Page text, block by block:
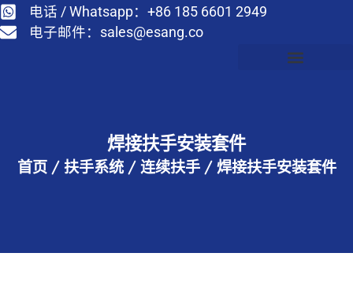
电话 / Whatsapp：+86 185 6601 2949
电子邮件： sales@esang.co
焊接扶手安装套件
首页/ 扶手系统/ 连续扶手/ 焊接扶手安装套件